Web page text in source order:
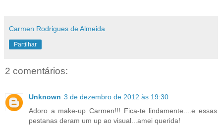
Carmen Rodrigues de Almeida
Partilhar
2 comentários:
Unknown 3 de dezembro de 2012 às 19:30
Adoro a make-up Carmen!!! Fica-te lindamente....e essas
pestanas deram um up ao visual...amei querida!